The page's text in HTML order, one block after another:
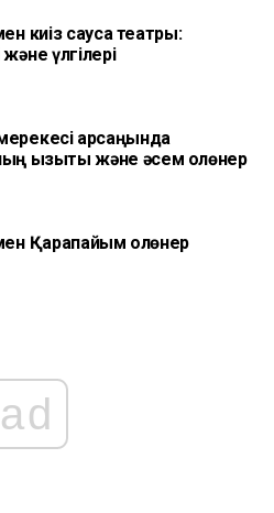
киіз саусақ театры:
үлгілері
қарсаңында
қызықты және әсем қолөнер
Қарапайым қолөнер
ad